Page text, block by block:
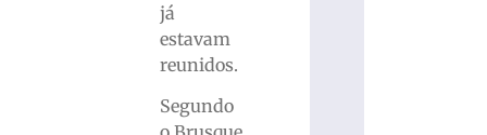
já
estavam
reunidos.
Segundo